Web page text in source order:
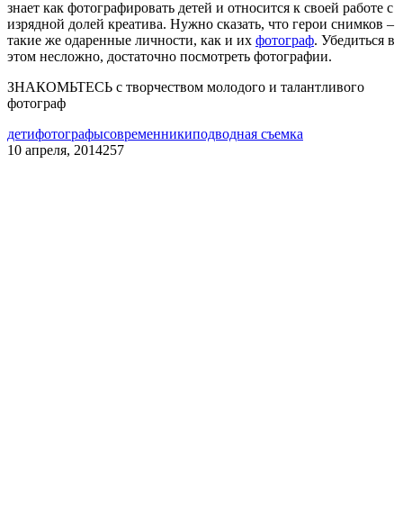
знает как фотографировать детей и относится к своей работе с
изрядной долей креатива. Нужно сказать, что герои снимков –
такие же одаренные личности, как и их фотограф. Убедиться в
этом несложно, достаточно посмотреть фотографии.
ЗНАКОМЬТЕСЬ с творчеством молодого и талантливого
фотограф
детифотографысовременникиподводная съемка
10 апреля, 2014257